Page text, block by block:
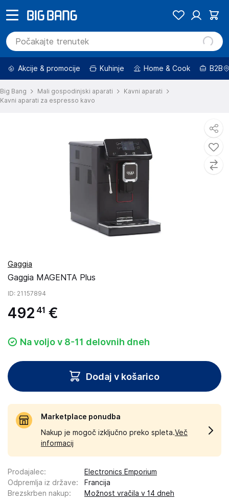
Akcije & promocije Kuhinje Home & Cook B2B
Big Bang Mali gospodinjski aparati
Kavni aparati
Kavni aparati za espresso kavo
Gaggia
Gaggia MAGENTA Plus
ID: 21157894
492 41 €
Na voljo v 8-11 delovnih dneh
Dodaj v košarico
Marketplace ponudba
Nakup je mogoč izključno preko spleta.Več
informacij
Prodajalec:
Electronics Emporium
Odpremlja iz države:
Francija
Brezskrben nakup: Možnost vračila v 14 dneh